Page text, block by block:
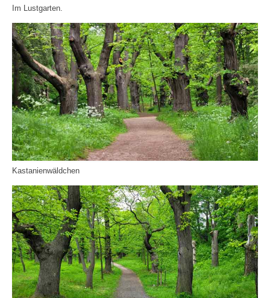
Im Lustgarten.
Kastanienwäldchen